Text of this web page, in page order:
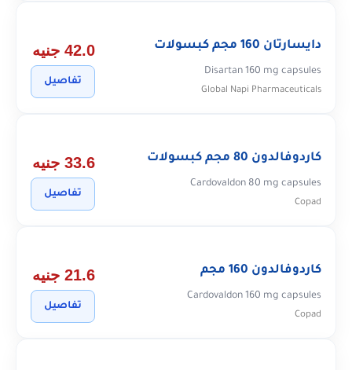
دايسارتان 160 مجم كبسولات
Disartan 160 mg capsules
Global Napi Pharmaceuticals
42.0 جنيه
تفاصيل
كاردوفالدون 80 مجم كبسولات
Cardovaldon 80 mg capsules
Copad
33.6 جنيه
تفاصيل
كاردوفالدون 160 مجم
Cardovaldon 160 mg capsules
Copad
21.6 جنيه
تفاصيل